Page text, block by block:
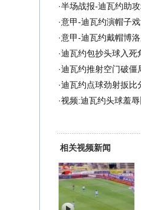
·半场战报-迪瓦约助
·意甲-迪瓦约演帽子
·意甲-迪瓦约戴帽博
·迪瓦约包抄头球入死
·迪瓦约推射空门破僵
·迪瓦约点球劲射扳比
·视频:迪瓦约头球羞
相关视频新闻